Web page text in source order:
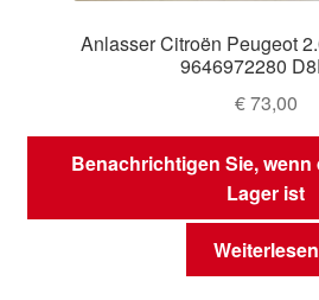
Anlasser Citroën Peugeot
9646972280
€73,00
Benachrichtigen Sie,
Lager ist
Weiterlesen